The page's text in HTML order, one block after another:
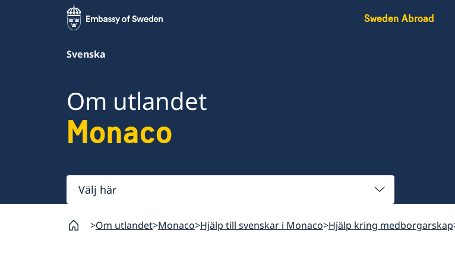
Sweden Abroad
Svenska
Om utlandet
Monaco
Välj
här
Om utlandet Monaco Hjälp till svenskar i Monaco Hjälp kring medborgarskap